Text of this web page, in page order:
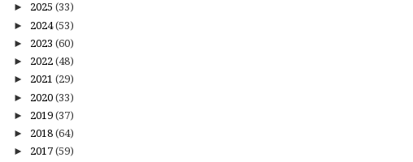
► 2025 (33)
► 2024(53)
► 2023 (60)
► 2022 (48)
► 2021 (29)
► 2020 (33)
► 2019 (37)
► 2018 (64)
► 2017 (59)